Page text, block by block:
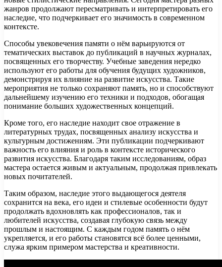
жанров продолжают пересматривать и интерпретировать его
наследие, что подчеркивает его значимость в современном
контексте.
Способы увековечения памяти о нём варьируются от
тематических выставок до публикаций в научных журналах,
посвященных его творчеству. Учебные заведения нередко
используют его работы для обучения будущих художников,
демонстрируя их влияние на развитие искусства. Такие
мероприятия не только сохраняют память, но и способствуют
дальнейшему изучению его техники и подходов, обогащая
понимание больших художественных концепций.
Кроме того, его наследие находит свое отражение в
литературных трудах, посвященных анализу искусства и
культурным достижениям. Эти публикации подчеркивают
важность его влияния и роль в контексте исторического
развития искусства. Благодаря таким исследованиям, образ
мастера остается живым и актуальным, продолжая привлекать
новых почитателей.
Таким образом, наследие этого выдающегося деятеля
сохранится на века, его идеи и стилевые особенности будут
продолжать вдохновлять как профессионалов, так и
любителей искусства, создавая глубокую связь между
прошлым и настоящим. С каждым годом память о нём
укрепляется, и его работы становятся всё более ценными,
служа ярким примером мастерства и креативности.